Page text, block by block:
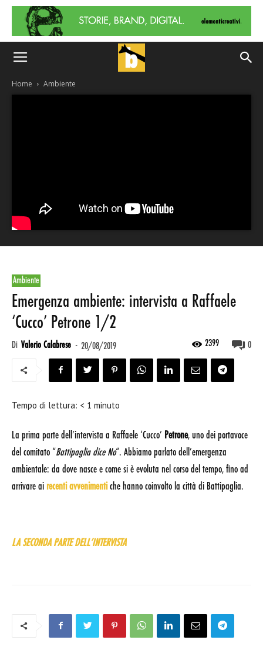
Home Ambiente
Ambiente
Emergenza ambiente: intervista a Raffaele
‘Cucco’ Petrone 1/2
Di Valerio Calabrese - 20/08/2019 0
2399
Tempo di lettura: < 1 minuto
La prima parte dell’intervista a Raffaele ‘Cucco’ Petrone, uno dei portavoce
del comitato “Battipaglia dice No“. Abbiamo parlato dell’emergenza
ambientale: da dove nasce e come si è evoluta nel corso del tempo, fino ad
arrivare ai recenti avvenimentiche hanno coinvolto la città di Battipaglia.
LA SECONDA PARTE DELL’INTERVISTA